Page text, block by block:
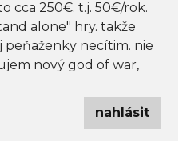
cca 250€. t.j. 50€/rok.
alone" hry. takže
peňaženky necítim. nie
nový god of war,
nahlásit